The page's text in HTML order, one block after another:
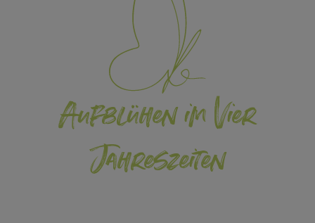
Aufblühen im Vier
Jahreszeiten